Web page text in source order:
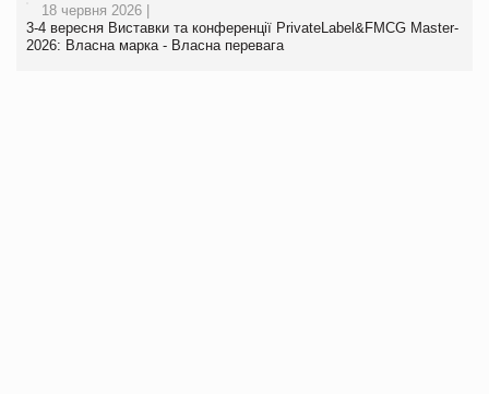
18 червня 2026 |
3-4 вересня Виставки та конференції PrivateLabel&FMCG Master-
2026: Власна марка - Власна перевага